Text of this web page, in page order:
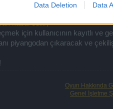
Data Deletion Data
ile alım yapmak;
kabul edilir;
için kullanıcının kayıtlı ve
piyangodan çıkaracak ve
Oyun Hakkında
Genel İşletme